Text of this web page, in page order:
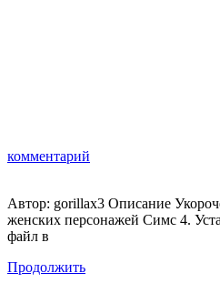
комментарий
Автор: gorillax3 Описание
женских персонажей Симс 4.
файл в
Продолжить